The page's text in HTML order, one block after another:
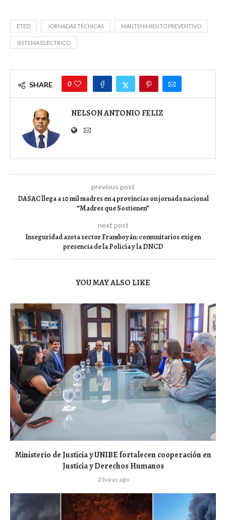
ETED JORNADAS TÉCNICAS MANTENIMIENTO PREVENTIVO
SISTEMA ELÉCTRICO
SHARE 0
NELSON ANTONIO FELIZ
previous post
DASAC llega a 10 mil madres en 4 provincias on jornada nacional
“Madres que Sostienen”
next post
Inseguridad azota sector Framboyán: comunitarios exigen
presencia de la Policía y la DNCD
YOU MAY ALSO LIKE
Ministerio de Justicia y UNIBE fortalecen cooperación en
Justicia y Derechos Humanos
2 horas ago